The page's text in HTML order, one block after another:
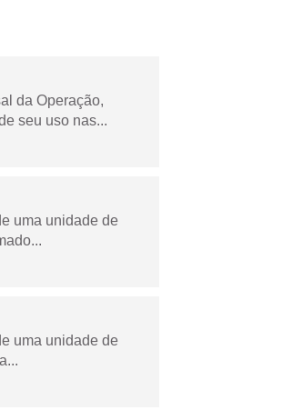
da Operação,
seu uso nas...
uma unidade de
uma unidade de